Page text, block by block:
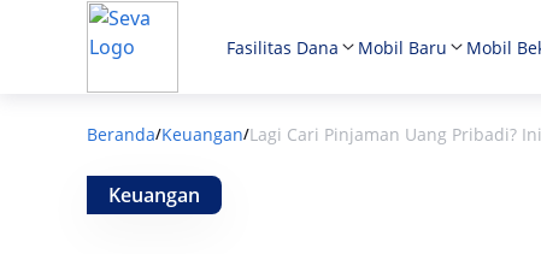
Fasilitas Dana Mobil Baru Mobil
Beranda/Keuangan/Lagi Cari Pinjaman Uang Pribadi?
Keuangan